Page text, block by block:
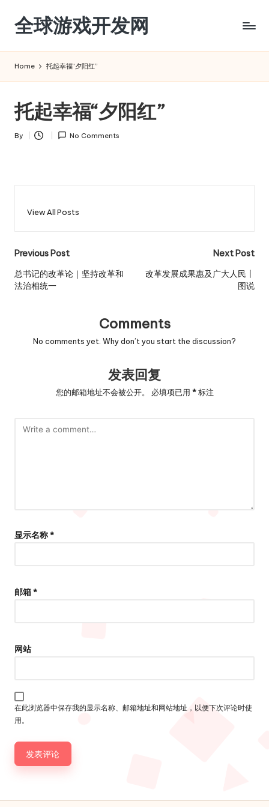
Skip
content
全球游戏开发网
Home 托起幸福“夕阳红”
托起幸福“夕阳红”
Posted
By No Comments
View All Posts
Post
navigation
Previous Post
总书记的改革论｜坚持改革和
法治相统一
Next Post
改革发展成果惠及广大人民丨
图说
Comments
No comments yet. Why don’t you start the discussion?
发表回复
您的邮箱地址不会被公开。 必填项已用 *标注
显示名称*
邮箱*
网站
在此浏览器中保存我的显示名称、邮箱地址和网站地址，以便下次评论时使
用。